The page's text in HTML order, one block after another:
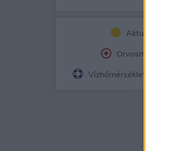
Aktuális
Vízhőmérséklet